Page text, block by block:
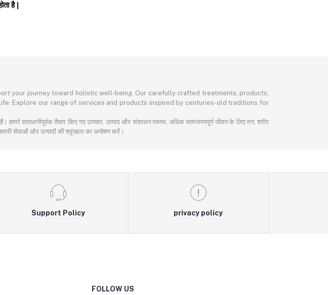
है |
your journey toward holistic well-being. Our carefully crafted treatments, products,
Explore our range of services and products inspired by centuries-old traditions for
सावधानीपूर्वक तैयार किए गए उपचार, उत्पाद और संसाधन स्वस्थ, अधिक सामंजस्यपूर्ण जीवन के लिए मन, शरीर
सेवाओं और उत्पादों की श्रृंखला का अन्वेषण करें।
Support Policy privacy policy
FOLLOW US